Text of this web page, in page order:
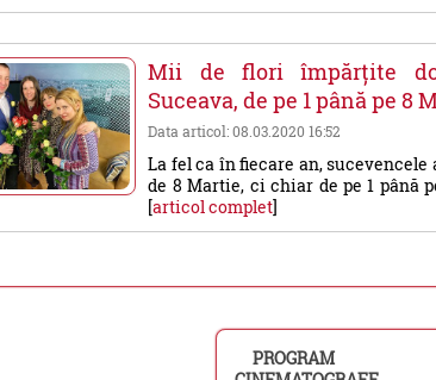
Mii de flori împărțite
Suceava, de pe 1 până pe 8
Data articol: 08.03.2020 16:52
La fel ca în fiecare an,
de 8 Martie, ci chiar de pe 1 până
[articol complet]
PROGRAM